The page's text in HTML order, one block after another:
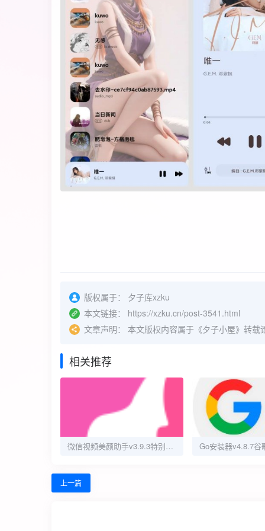
版权属于：
夕子库xzku
本文链接：
https://xzku.cn/post-3541.html
文章声明：
本文版权内容属于《夕子小屋》转载
相关推荐
微信视频美颜助手v3.9.3特别会员版
上一篇